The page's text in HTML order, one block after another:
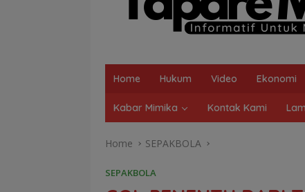
Home Hukum Video Ekonomi
Kabar Mimika Kontak Kami
Home SEPAKBOLA
SEPAKBOLA